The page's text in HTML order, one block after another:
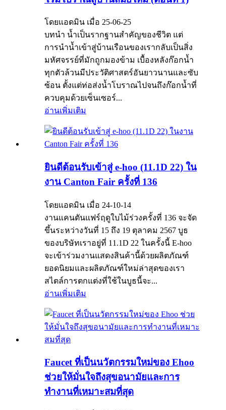
โดยแอดมิน เมื่อ 25-06-25
บทนำ น้ำเป็นรากฐานสำคัญของชีวิต แต่
การนำน้ำเข้าสู่บ้านเรือนของเรากลับเป็นสิ่ง
มหัศจรรย์ที่มักถูกมองข้าม เบื้องหลังก๊อกน้ำ
ทุกตัวล้วนมีประวัติศาสตร์อันยาวนานและซับ
ซ้อน ตั้งแต่ท่อส่งน้ำโบราณไปจนถึงก๊อกน้ำที่
ควบคุมด้วยเซ็นเซอร์...
อ่านเพิ่มเติม
ยินดีต้อนรับเข้าสู่ e-hoo (11.1D 22) ใน
งาน Canton Fair ครั้งที่ 136
โดยแอดมิน เมื่อ 24-10-14
งานแคนตันแฟร์ฤดูใบไม้ร่วงครั้งที่ 136 จะจัด
ขึ้นระหว่างวันที่ 15 ถึง 19 ตุลาคม 2567 บูธ
ของบริษัทเราอยู่ที่ 11.1D 22 ในครั้งนี้ E-hoo
จะเข้าร่วมงานแสดงสินค้านี้ด้วยผลิตภัณฑ์
ยอดนิยมและผลิตภัณฑ์ใหม่ล่าสุดของเรา
สไตล์การตกแต่งที่ใช้ในบูธนี้จะ...
อ่านเพิ่มเติม
Faucet ที่เป็นนวัตกรรมใหม่ของ Ehoo
ช่วยให้มั่นใจถึงสุขอนามัยและการ
ทำงานที่เหมาะสมที่สุด